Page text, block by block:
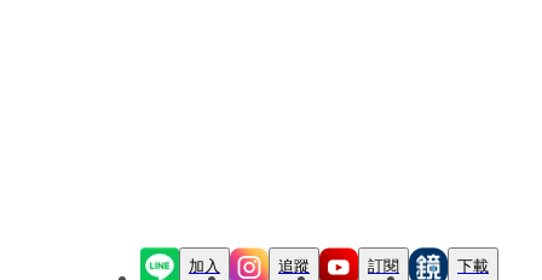
加入 追蹤 訂閱 下載